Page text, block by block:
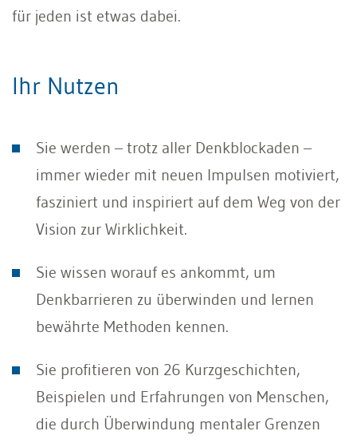
für jeden ist etwas dabei.
Ihr Nutzen
Sie werden – trotz aller Denkblockaden –
immer wieder mit neuen Impulsen motiviert,
fasziniert und inspiriert auf dem Weg von der
Vision zur Wirklichkeit.
Sie wissen worauf es ankommt, um
Denkbarrieren zu überwinden und lernen
bewährte Methoden kennen.
Sie profitieren von 26 Kurzgeschichten,
Beispielen und Erfahrungen von Menschen,
die durch Überwindung mentaler Grenzen